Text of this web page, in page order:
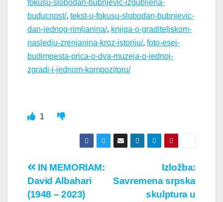
fokusu-slobodan-bubnjevic-izgubljena-
buducnost/, tekst-u-fokusu-slobodan-bubnjevic-
dan-jednog-rimljanina/, knjiga-o-graditeljskom-
nasledju-zrenjanina-kroz-istoriju/, foto-esej-
budimpesta-prica-o-dva-muzeja-o-jednoj-
zgradi-i-jednom-kompozitoru/
1
Кретање
чланка
Izložba:
Savremena srpska
skulptura u
IN MEMORIAM:
David Albahari
(1948 – 2023)